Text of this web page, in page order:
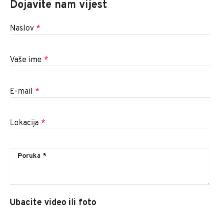
Dojavite nam vijest
Naslov *
Vaše ime *
E-mail *
Lokacija *
Ubacite video ili foto